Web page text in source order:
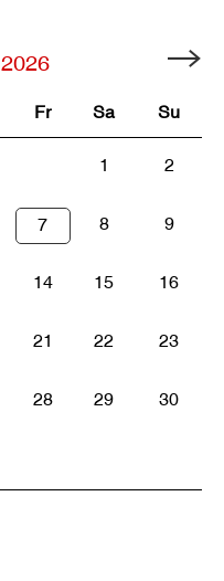
2026
Fr Sa Su
1 2
7 8 9
14 15 16
21 22 23
28 29 30